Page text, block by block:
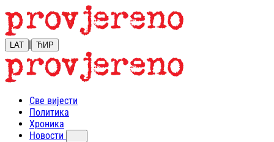
LAT | ЋИР
Све вијести
Политика
Хроника
Новости